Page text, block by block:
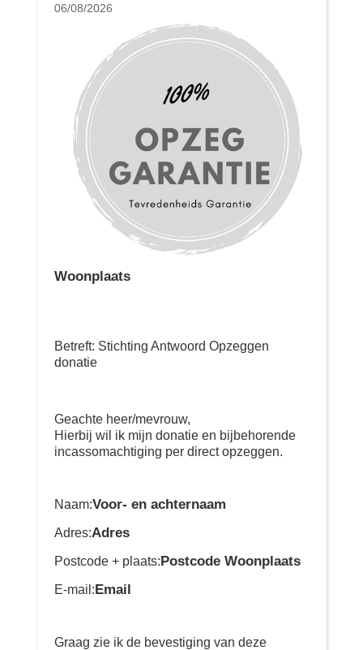
06/08/2026
Woonplaats
Betreft: Stichting Antwoord Opzeggen
donatie
Geachte heer/mevrouw,
Hierbij wil ik mijn donatie en bijbehorende
incassomachtiging per direct opzeggen.
Naam:Voor- en achternaam
Adres:Adres
Postcode + plaats:Postcode Woonplaats
E-mail:Email
Graag zie ik de bevestiging van deze